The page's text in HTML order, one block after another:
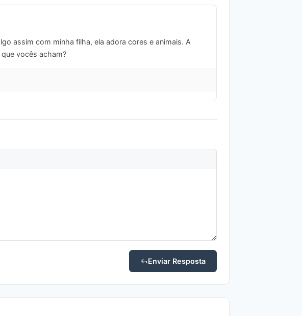
assim com minha filha, ela adora cores e animais. A
vocês acham?
Enviar Resposta